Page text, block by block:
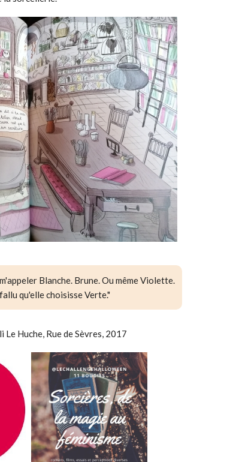
Blanche. Brune. Ou même Violette.
qu'elle choisisse Verte."
Huche, Rue de Sèvres, 2017